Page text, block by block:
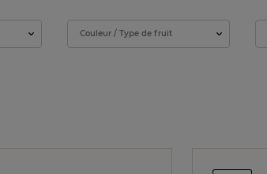
Couleur / Type de fruit